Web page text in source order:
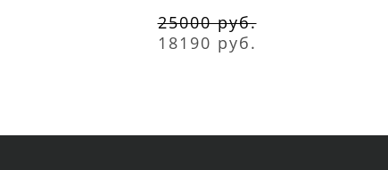
25000 руб.
18190 руб.